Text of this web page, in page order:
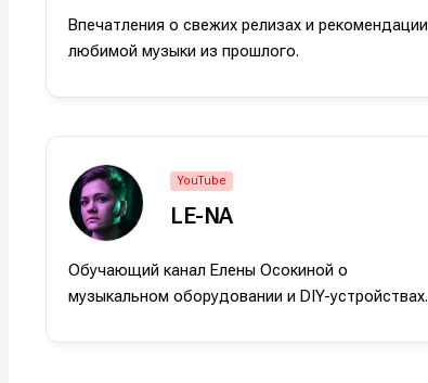
Впечатления о свежих релизах и рекомендации
любимой музыки из прошлого.
YouTube
LE-NA
Обучающий канал Елены Осокиной о
музыкальном оборудовании и DIY-устройствах.